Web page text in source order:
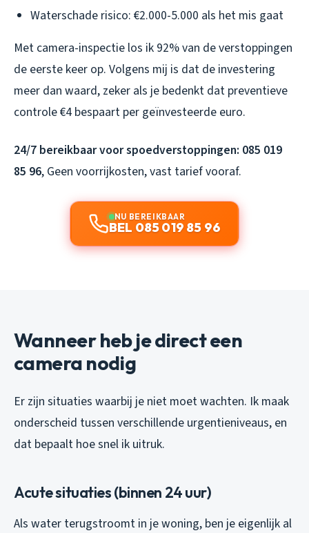
Waterschade risico: €2.000-5.000 als het mis gaat
Met camera-inspectie los ik 92% van de verstoppingen
de eerste keer op. Volgens mij is dat de investering
meer dan waard, zeker als je bedenkt dat preventieve
controle €4 bespaart per geïnvesteerde euro.
24/7 bereikbaar voor spoedverstoppingen: 085 019
85 96, Geen voorrijkosten, vast tarief vooraf.
NU BEREIKBAAR
BEL 085 019 85 96
Wanneer heb je direct een
camera nodig
Er zijn situaties waarbij je niet moet wachten. Ik maak
onderscheid tussen verschillende urgentieniveaus, en
dat bepaalt hoe snel ik uitruk.
Acute situaties (binnen 24 uur)
Als water terugstroomt in je woning, ben je eigenlijk al